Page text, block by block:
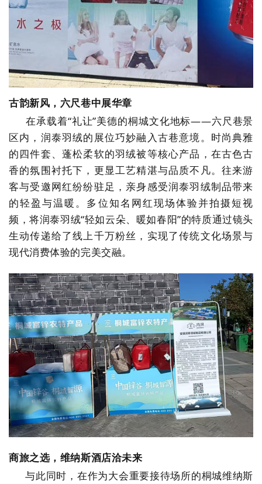
古韵新风，六尺巷中展华章
在承载着“礼让”美德的桐城文化地标——六尺巷景
区内，润泰羽绒的展位巧妙融入古巷意境。 时尚典雅
的四件套、蓬松柔软的羽绒被等核心产品，在古色古
香的氛围衬托下，更显工艺精湛与品质不凡。往来游
客与受邀网红纷纷驻足，亲身感受润泰羽绒制品带来
的轻盈与温暖。多位知名网红现场体验并拍摄短视
频，将润泰羽绒“轻如云朵、暖如春阳”的特质通过镜头
生动传递给了线上千万粉丝，实现了传统文化场景与
现代消费体验的完美交融。
商旅之选，维纳斯酒店洽未来
与此同时，在作为大会重要接待场所的桐城维纳斯